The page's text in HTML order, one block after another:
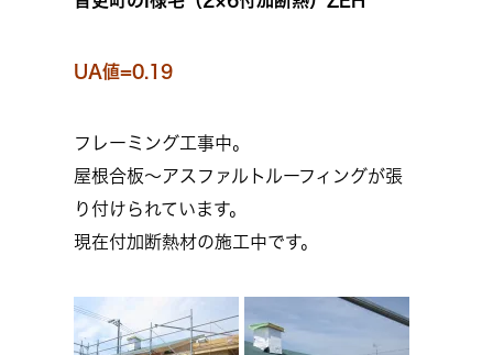
UA値=0.19
フレーミング工事中。
屋根合板～アスファルトルーフィングが張
り付けられています。
現在付加断熱材の施工中です。